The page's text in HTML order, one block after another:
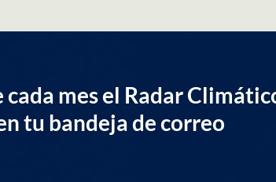
cada mes el Radar
tu bandeja de correo